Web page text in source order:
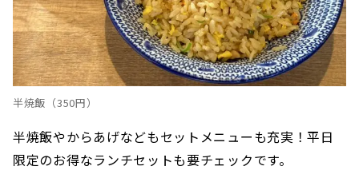
半焼飯（350円）
半焼飯やからあげなどもセットメニューも充実！平日
限定のお得なランチセットも要チェックです。